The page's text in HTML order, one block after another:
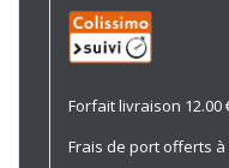
Forfait livraison 12.00
Frais de port offerts à